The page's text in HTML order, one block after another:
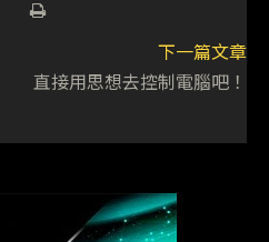
下一篇文章
直接用思想去控制電腦吧！